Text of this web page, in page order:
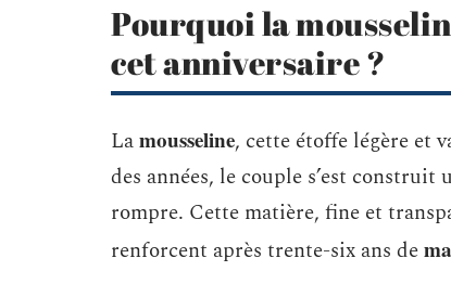
Pourquoi la
cet anniversaire ?
Lamousseline, cette étoffe légère et
des années, le couple s’est
rompre. Cette matière, fine et
renforcent après trente-six ans de